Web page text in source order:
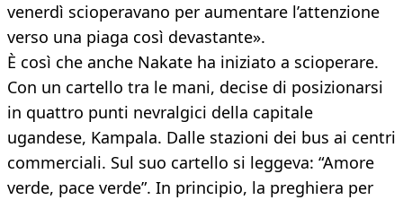
venerdì scioperavano per aumentare l’attenzione
verso una piaga così devastante».
È così che anche Nakate ha iniziato a scioperare.
Con un cartello tra le mani, decise di posizionarsi
in quattro punti nevralgici della capitale
ugandese, Kampala. Dalle stazioni dei bus ai centri
commerciali. Sul suo cartello si leggeva: “Amore
verde, pace verde”. In principio, la preghiera per